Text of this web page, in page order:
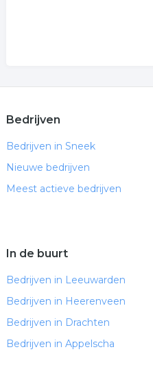
Bedrijven
Bedrijven in Sneek
Nieuwe bedrijven
Meest actieve bedrijven
In de buurt
Bedrijven in Leeuwarden
Bedrijven in Heerenveen
Bedrijven in Drachten
Bedrijven in Appelscha